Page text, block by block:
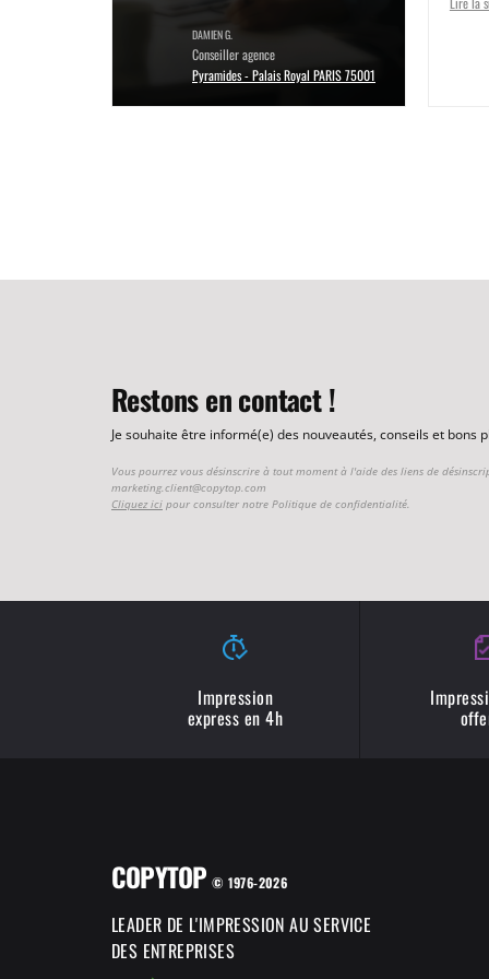
DAMIEN G.
Conseiller agence
Pyramides - Palais Royal PARIS 75001
Restons en contact !
Je souhaite être informé(e) des nouveautés, conseils et bons
Vous pourrez vous désinscrire à tout moment à l'aide des liens de
marketing.client@copytop.com
Cliquez ici pour consulter notre Politique de confidentialité.
Impression
express en 4h
COPYTOP © 1976-2026
LEADER DE L'IMPRESSION AU SERVICE
DES ENTREPRISES
COPYTOP utilise des
Cookies !
Chez COPYTOP, nous utilisons des cookies
afin de vous proposer la meilleure navigation possible, mais